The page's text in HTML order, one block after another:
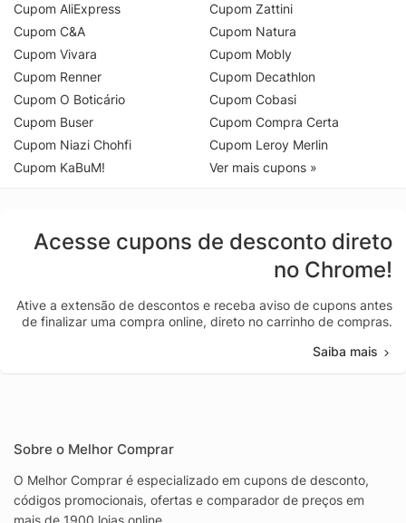
Cupom AliExpress
Cupom C&A
Cupom Vivara
Cupom Renner
Cupom O Boticário
Cupom Buser
Cupom Niazi Chohfi
Cupom KaBuM!
Cupom Zattini
Cupom Natura
Cupom Mobly
Cupom Decathlon
Cupom Cobasi
Cupom Compra Certa
Cupom Leroy Merlin
Ver mais cupons »
Acesse cupons de desconto direto
no Chrome!
Ative a extensão de descontos e receba aviso de cupons antes
de finalizar uma compra online, direto no carrinho de compras.
Saiba mais
Sobre o Melhor Comprar
O Melhor Comprar é especializado em cupons de desconto,
códigos promocionais, ofertas e comparador de preços em